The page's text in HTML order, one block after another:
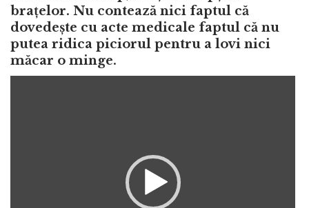
brațelor. Nu contează nici faptul că
dovedește cu acte medicale faptul că nu
putea ridica piciorul pentru a lovi nici
măcar o minge.